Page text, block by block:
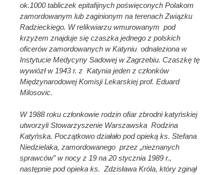
ok.1000 tabliczek epitafijnych poświęconych Polakom
zamordowanym lub zaginionym na terenach Związku
Radzieckiego. W relikwiarzu wmurowanym pod
krzyżem znajduje się czaszka jednego z polskich
oficerów zamordowanych w Katyniu odnaleziona w
Instytucie Medycyny Sadowej w Zagrzebiu. Czaszkę tę
wywiózł w 1943 r. z Katynia jeden z członków
Międzynarodowej Komisji Lekarskiej prof. Eduard
Milosovic.
W 1988 roku członkowie rodzin ofiar zbrodni katyńskiej
utworzyli Stowarzyszenie Warszawska Rodzina
Katyńska. Początkowo działało pod opieką ks. Stefana
Niedzielaka, zamordowanego przez „nieznanych
sprawców” w nocy z 19 na 20 stycznia 1989 r.,
następnie pod opieka ks. Zdzisława Króla, który zginął